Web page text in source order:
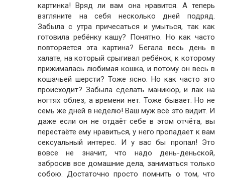
картинка! Вряд ли вам она нравится. А теперь
взгляните на себя несколько дней подряд.
Забыла с утра причесаться и умыться, так как
готовила ребёнку кашу? Понятно. Но как часто
повторяется эта картина? Бегала весь день в
халате, на который срыгивал ребёнок, к которому
прижималась любимая кошка, и потому он весь в
кошачьей шерсти? Тоже ясно. Но как часто это
происходит? Забыла сделать маникюр, и лак на
ногтях облез, а времени нет. Тоже бывает. Но не
семь же дней в неделю! Ваш муж всё это видит. И
даже если он не отдаёт себе в этом отчёта, вы
перестаёте ему нравиться, у него пропадает к вам
сексуальный интерес. И у вас бы пропал! Это
вовсе не значит, что надо день-деньской,
забросив все домашние дела, заниматься только
собою. Достаточно просто помнить о том, что